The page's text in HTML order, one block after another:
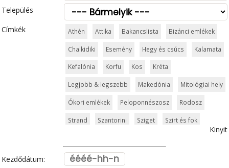
Település
Címkék
Athén Attika Bakancslista Bizánci emlékek
Chalkidiki Esemény Hegy és csúcs Kalamata
Kefalónia Korfu Kos Kréta
Legjobb & legszebb Makedónia Mitológiai hely
Ókori emlékek Peloponnészosz Rodosz
Strand Szantorini Sziget Szirt és fok
Thessaloniki Városkalauzok
Kinyit
Kezdődátum: